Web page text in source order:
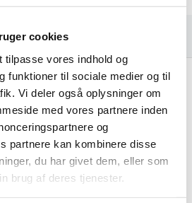
cookies
tilpasse vores indhold og
funktioner til sociale medier og til
Vi deler også oplysninger om
med vores partnere inden
og
partnere kan kombinere disse
du har givet dem, eller som
brug af deres tjenester.
fra kun 59 kr.
til dag levering
på lager